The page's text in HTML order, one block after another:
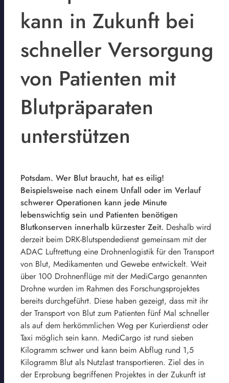
kann in Zukunft bei
schneller Versorgung
von Patienten mit
Blutpräparaten
unterstützen
Potsdam. Wer Blut braucht, hat es eilig!
Beispielsweise nach einem Unfall oder im Verlauf
schwerer Operationen kann jede Minute
lebenswichtig sein und Patienten benötigen
Blutkonserven innerhalb kürzester Zeit. Deshalb wird
derzeit beim DRK-Blutspendedienst gemeinsam mit der
ADAC Luftrettung eine Drohnenlogistik für den Transport
von Blut, Medikamenten und Gewebe entwickelt. Weit
über 100 Drohnenflüge mit der MediCargo genannten
Drohne wurden im Rahmen des Forschungsprojektes
bereits durchgeführt. Diese haben gezeigt, dass mit ihr
der Transport von Blut zum Patienten fünf Mal schneller
als auf dem herkömmlichen Weg per Kurierdienst oder
Taxi möglich sein kann. MediCargo ist rund sieben
Kilogramm schwer und kann beim Abflug rund 1,5
Kilogramm Blut als Nutzlast transportieren. Ziel des in
der Erprobung begriffenen Projektes in der Zukunft ist